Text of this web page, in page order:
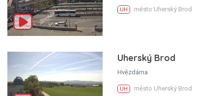
UH město Uherský Brod
Uherský Brod
Hvězdárna
UH město Uherský Brod